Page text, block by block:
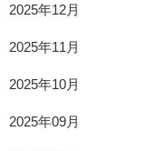
2025年12月
2025年11月
2025年10月
2025年09月